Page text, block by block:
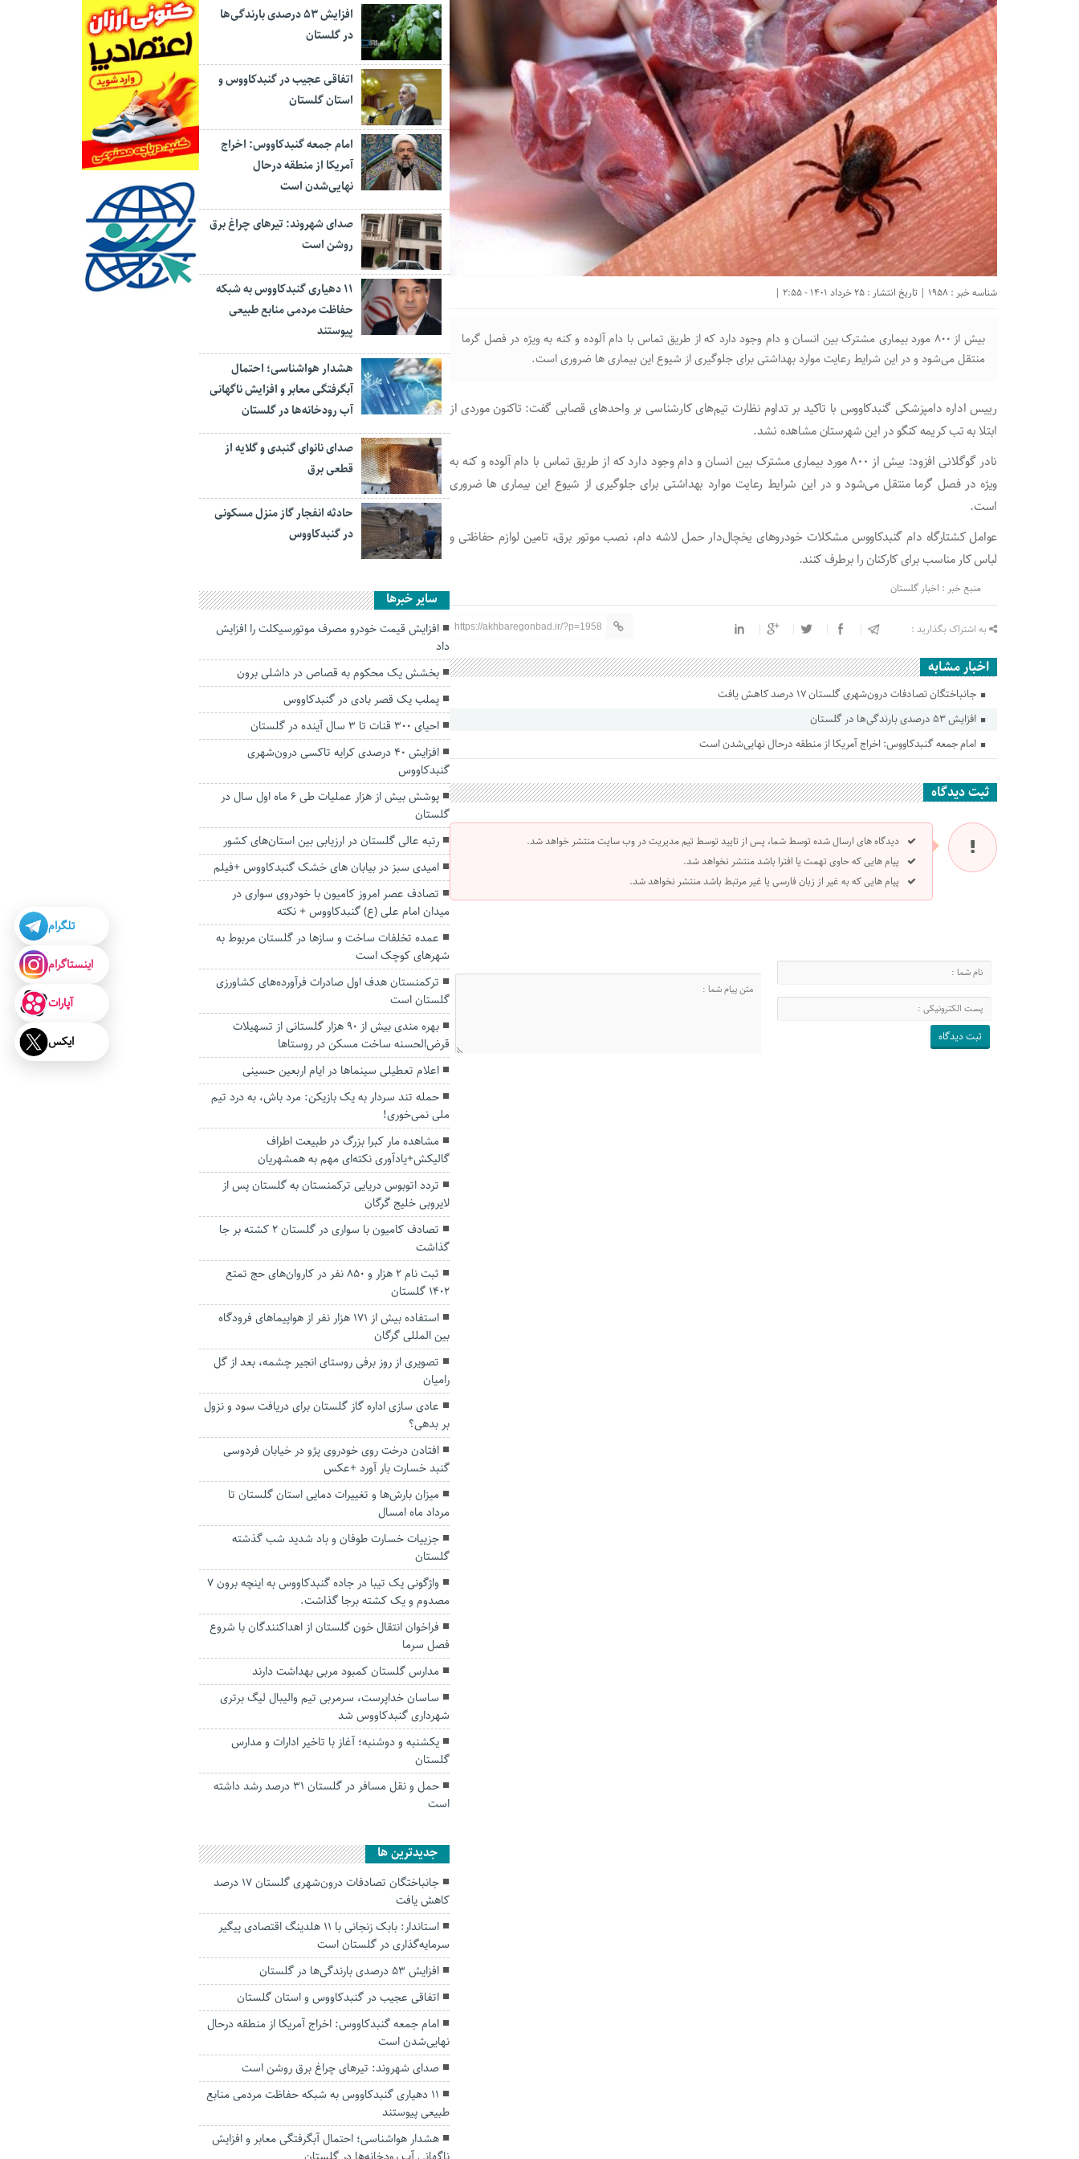
شناسه خبر : 1958 | تاریخ انتشار : 25 خرداد 1401 - 2:55 |
بیش از ۸۰۰ مورد بیماری مشترک بین انسان و دام وجود دارد که از طریق تماس با دام آلوده و کنه به ویژه در فصل گرما
منتقل می‌شود و در این شرایط رعایت موارد بهداشتی برای جلوگیری از شیوع این بیماری ها ضروری است.
رییس اداره دامپزشکی گنبدکاووس با تاکید بر تداوم نظارت تیم‌های کارشناسی بر واحدهای قصابی گفت: تاکنون موردی از
ابتلا به تب کریمه کنگو در این شهرستان مشاهده نشد.
نادر گوگلانی افزود: بیش از ۸۰۰ مورد بیماری مشترک بین انسان و دام وجود دارد که از طریق تماس با دام آلوده و کنه به
ویژه در فصل گرما منتقل می‌شود و در این شرایط رعایت موارد بهداشتی برای جلوگیری از شیوع این بیماری ها ضروری
است.
عوامل کشتارگاه دام گنبدکاووس مشکلات خودروهای یخچال‌دار حمل لاشه دام، نصب موتور برق، تامین لوازم حفاظتی و
لباس کار مناسب برای کارکنان را برطرف کنند.
منبع خبر : اخبار گلستان
به اشتراک بگذارید : https://akhbaregonbad.ir/?p=1958
اخبار مشابه
جانباختگان تصادفات درون‌شهری گلستان ۱۷ درصد کاهش یافت
افزایش ۵۳ درصدی بارندگی‌ها در گلستان
امام جمعه گنبدکاووس: اخراج آمریکا از منطقه درحال نهایی‌شدن است
ثبت دیدگاه
دیدگاه های ارسال شده توسط شما، پس از تایید توسط تیم مدیریت در وب سایت منتشر خواهد شد.
پیام هایی که حاوی تهمت یا افترا باشد منتشر نخواهد شد.
پیام هایی که به غیر از زبان فارسی یا غیر مرتبط باشد منتشر نخواهد شد.
افزایش ۵۳ درصدی بارندگی‌ها
در گلستان
اتفاقی عجیب در‌ گنبدکاووس و
استان گلستان
امام جمعه گنبدکاووس: اخراج
آمریکا از منطقه درحال
نهایی‌شدن است
صدای شهروند: تیرهای چراغ برق
روشن است
۱۱ دهیاری گنبدکاووس به شبکه
حفاظت مردمی منابع طبیعی
پیوستند
هشدار هواشناسی؛ احتمال
آبگرفتگی معابر و افزایش ناگهانی
آب رودخانه‌ها در گلستان
صدای نانوای گنبدی و گلایه از
قطعی برق
حادثه انفجار گاز منزل مسکونی
در گنبدکاووس
سایر خبرها
افزایش قیمت خودرو مصرف موتورسیکلت را افزایش
داد
بخشش یک محکوم به قصاص در داشلی برون
پملب یک قصر بادی در گنبدکاووس
احیای ۳۰۰ قنات تا ۳ سال آینده در گلستان
افزایش ۴۰ درصدی کرایه تاکسی درون‌شهری
گنبدکاووس
پوشش بیش از هزار عملیات طی ۶ ماه اول سال در
گلستان
رتبه عالی گلستان در ارزیابی بین استان‌های کشور
امیدی سبز در بیابان های خشک گنبدکاووس +فیلم
تصادف عصر امروز کامیون با خودروی سواری در
میدان امام علی (ع) گنبدکاووس + نکته
عمده تخلفات ساخت و سازها در گلستان مربوط به
شهرهای کوچک است
ترکمنستان هدف اول صادرات فرآورده‌های کشاورزی
گلستان است
بهره مندی بیش از ۹۰ هزار گلستانی از تسهیلات
قرض‌الحسنه ساخت مسکن در روستا‌ها
اعلام تعطیلی سینما‌ها در ایام اربعین حسینی
حمله تند سردار به یک بازیکن: مرد باش، به درد تیم
ملی نمی‌خوری!
مشاهده مار کبرا بزرگ در طبیعت اطراف
گالیکش+یادآوری نکته‌ای مهم به همشهریان
تردد اتوبوس دریایی ترکمنستان به گلستان پس از
لایروبی خلیج گرگان
تصادف کامیون با سواری در گلستان ۲ کشته بر جا
گذاشت
ثبت نام ۲ هزار و ۸۵۰ نفر در کاروان‌های حج تمتع
۱۴۰۲ گلستان
استفاده بیش از ۱۷۱ هزار نفر از هواپیما‌های فرودگاه
بین المللی گرگان
تصویری از روز برفی روستای انجیر چشمه، بعد از گل
رامیان
عادی سازی اداره گاز گلستان برای دریافت سود و نزول
بر بدهی؟
افتادن درخت روی خودروی پژو در خیابان فردوسی
گنبد خسارت بار آورد +عکس
میزان بارش‌ها و تغییرات دمایی استان گلستان تا
مرداد ماه امسال
جزییات خسارت طوفان و باد شدید شب گذشته
گلستان
واژگونی یک تیبا در جاده گنبدکاووس به اینچه برون ۷
مصدوم و یک کشته برجا گذاشت.
فراخوان انتقال خون گلستان از اهداکنندگان با شروع
فصل سرما
مدارس گلستان کمبود مربی بهداشت دارند
ساسان خداپرست، سرمربی تیم والیبال لیگ برتری
شهرداری گنبدکاووس شد
یکشنبه و دوشنبه؛ آغاز با تاخیر ادارات و مدارس
گلستان
حمل و نقل مسافر در گلستان ۳۱ درصد رشد داشته
است
جديدترين ها
جانباختگان تصادفات درون‌شهری گلستان ۱۷ درصد
کاهش یافت
استاندار: بابک زنجانی با ۱۱ هلدینگ اقتصادی پیگیر
سرمایه‌گذاری در گلستان است
افزایش ۵۳ درصدی بارندگی‌ها در گلستان
اتفاقی عجیب در‌ گنبدکاووس و استان گلستان
امام جمعه گنبدکاووس: اخراج آمریکا از منطقه درحال
نهایی‌شدن است
صدای شهروند: تیرهای چراغ برق روشن است
۱۱ دهیاری گنبدکاووس به شبکه حفاظت مردمی منابع
طبیعی پیوستند
هشدار هواشناسی؛ احتمال آبگرفتگی معابر و افزایش
تلگرام
اینستاگرام
آپارات
ایکس